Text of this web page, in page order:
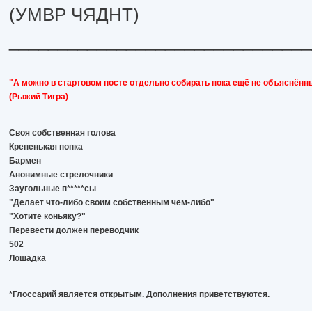
(УМВР ЧЯДНТ)
"А можно в стартовом посте отдельно собирать пока ещё не
(Рыжий Тигра)
Своя собственная голова
Крепенькая попка
Бармен
Анонимные стрелочники
Заугольные п*****сы
"Делает что-либо своим собственным чем-либо"
"Хотите коньяку?"
Перевести должен переводчик
502
Лошадка
*Глоссарий является открытым. Дополнения приветствуются.